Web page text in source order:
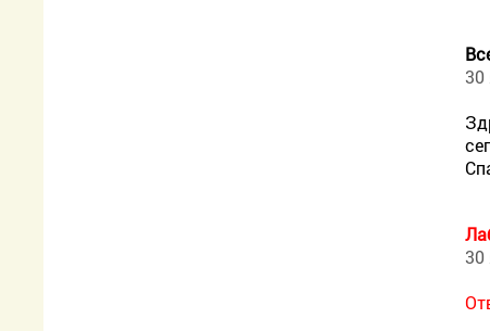
30
30